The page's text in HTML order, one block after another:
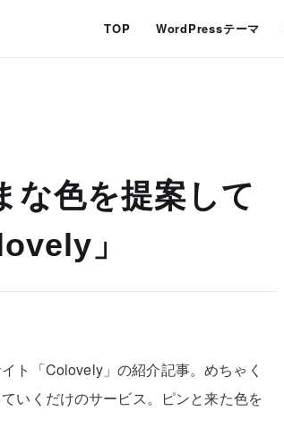
TOP WordPressテーマ
な色を提案して
」
ト「Colovely」の紹介記事。めちゃく
いくだけのサービス。ピンと来た色を